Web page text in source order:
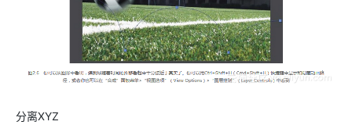
分离XYZ